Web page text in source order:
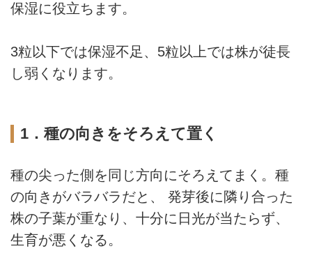
保湿に役立ちます。
3粒以下では保湿不足、5粒以上では株が徒長
し弱くなります。
1．種の向きをそろえて置く
種の尖った側を同じ方向にそろえてまく。種
の向きがバラバラだと、 発芽後に隣り合った
株の子葉が重なり、十分に日光が当たらず、
生育が悪くなる。